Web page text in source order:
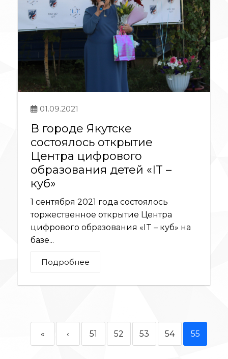
01.09.2021
В городе Якутске
состоялось открытие
Центра цифрового
образования детей «IT –
куб»
1 сентября 2021 года состоялось
торжественное открытие Центра
цифрового образования «IT – куб» на
базе...
Подробнее
« ‹ 51 52 53 54 55